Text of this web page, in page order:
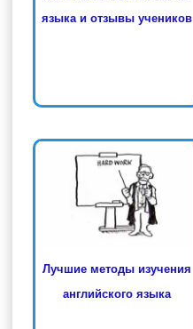
языка и отзывы учеников
Лучшие методы изучения
английского языка